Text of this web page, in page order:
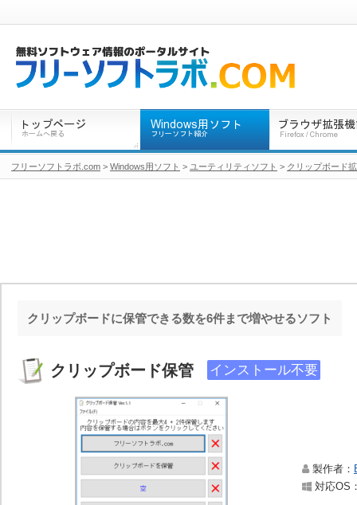
クリップボードに保管できる数を6件まで増やせるソフト
クリップボード保管 インストール不要
製作者：
対応OS
フリーソフトラボ.com > Windows用ソフト > ユーティリティソフト > クリップボード